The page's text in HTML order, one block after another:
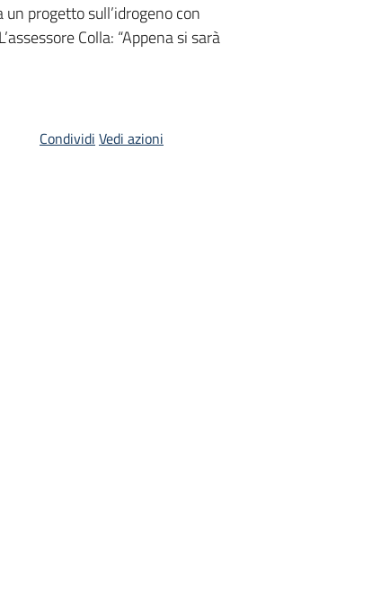
progetto sull’idrogeno con
Colla: “Appena si sarà
Condividi Vedi azioni